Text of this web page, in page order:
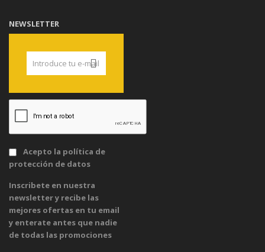
NEWSLETTER
Acepto la política de
protección de datos
Inscribete en nuestra
newsletter y recibe las
mejores ofertas en tu email
y enterate antes que nadie
de todas las promociones